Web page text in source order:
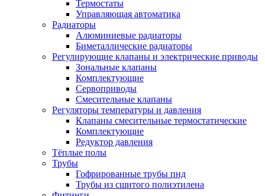
Термостаты
Управляющая автоматика
Радиаторы
Алюминиевые радиаторы
Биметаллические радиаторы
Регулирующие клапаны и электрические приводы
Зональные клапаны
Комплектующие
Сервоприводы
Смесительные клапаны
Регуляторы температуры и давления
Клапаны смесительные термостатические
Комплектующие
Редуктор давления
Тёплые полы
Трубы
Гофрированные трубы пнд
Трубы из сшитого полиэтилена